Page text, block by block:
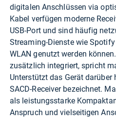
digitalen Anschlüssen via
Kabel verfügen moderne
USB-Port und sind häufig
Streaming-Dienste wie
WLAN genutzt werden
zusätzlich integriert, spricht
Unterstützt das Gerät darüber
SACD-Receiver bezeichnet.
als leistungsstarke
Anspruch und vielseitigen